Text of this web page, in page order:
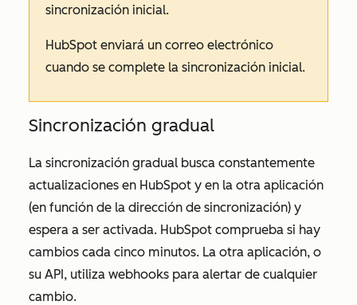
sincronización inicial.
HubSpot enviará un correo electrónico
cuando se complete la sincronización inicial.
Sincronización gradual
La sincronización gradual busca constantemente
actualizaciones en HubSpot y en la otra aplicación
(en función de la dirección de sincronización) y
espera a ser activada. HubSpot comprueba si hay
cambios cada cinco minutos. La otra aplicación, o
su API, utiliza webhooks para alertar de cualquier
cambio.